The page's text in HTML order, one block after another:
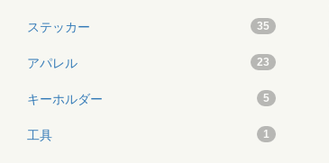
ステッカー 35
アパレル 23
キーホルダー 5
工具 1